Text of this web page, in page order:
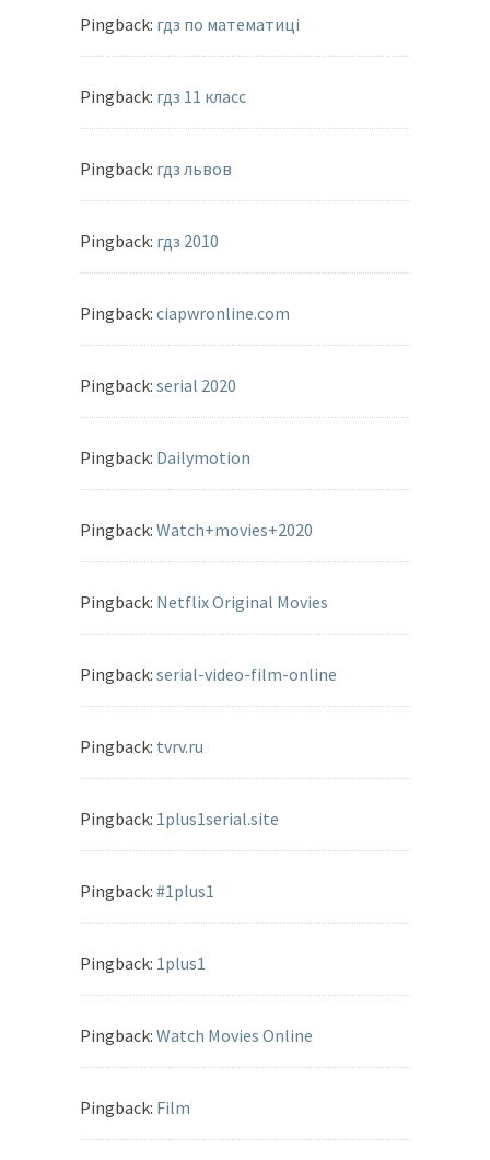
Pingback: гдз по математиці
Pingback: гдз 11 класс
Pingback: гдз львов
Pingback: гдз 2010
Pingback: ciapwronline.com
Pingback: serial 2020
Pingback: Dailymotion
Pingback: Watch+movies+2020
Pingback: Netflix Original Movies
Pingback: serial-video-film-online
Pingback: tvrv.ru
Pingback: 1plus1serial.site
Pingback: #1plus1
Pingback: 1plus1
Pingback: Watch Movies Online
Pingback: Film